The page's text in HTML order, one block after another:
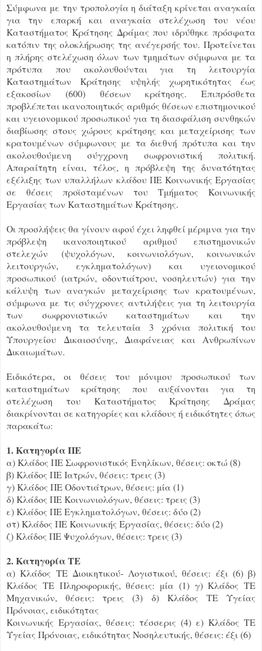
Σύμφωνα με την τροπολογία η διάταξη κρίνεται αναγκαία
για την επαρκή και αναγκαία στελέχωση του νέου
Καταστήματος Κράτησης Δράμας που ιδρύθηκε πρόσφατα
κατόπιν της ολοκλήρωσης της ανέγερσής του. Προτείνεται
η πλήρης στελέχωση όλων των τμημάτων σύμφωνα με τα
πρότυπα που ακολουθούνται για τη λειτουργία
Καταστημάτων Κράτησης υψηλής χωρητικότητας έως
εξακοσίων (600) θέσεων κράτησης. Επιπρόσθετα
προβλέπεται ικανοποιητικός αριθμός θέσεων επιστημονικού
και υγειονομικού προσωπικού για τη διασφάλιση συνθηκών
διαβίωσης στους χώρους κράτησης και μεταχείρισης των
κρατουμένων σύμφωνους με τα διεθνή πρότυπα και την
ακολουθούμενη σύγχρονη σωφρονιστική πολιτική.
Απαραίτητη είναι, τέλος, η πρόβλεψη της δυνατότητας
εξέλιξης των υπαλλήλων κλάδου ΠΕ Κοινωνικής Εργασίας
σε θέσεις προϊσταμένων του Τμήματος Κοινωνικής
Εργασίας των Καταστημάτων Κράτησης.
Οι προσλήψεις θα γίνουν αφού έχει ληφθεί μέριμνα για την
πρόβλεψη ικανοποιητικού αριθμού επιστημονικών
στελεχών (ψυχολόγων, κοινωνιολόγων, κοινωνικών
λειτουργών, εγκληματολόγων) και υγειονομικού
προσωπικού (ιατρών, οδοντιάτρου, νοσηλευτών) για την
κάλυψη των αναγκών μεταχείρισης των κρατουμένων,
σύμφωνα με τις σύγχρονες αντιλήψεις για τη λειτουργία
των σωφρονιστικών καταστημάτων και την
ακολουθούμενη τα τελευταία 3 χρόνια πολιτική του
Υπουργείου Δικαιοσύνης, Διαφάνειας και Ανθρωπίνων
Δικαιωμάτων.
Ειδικότερα, οι θέσεις του μόνιμου προσωπικού των
καταστημάτων κράτησης που αυξάνονται για τη
στελέχωση του Καταστήματος Κράτησης Δράμας
διακρίνονται σε κατηγορίες και κλάδους ή ειδικότητες όπως
παρακάτω:
1. Κατηγορία ΠΕ
α) Κλάδος ΠΕ Σωφρονιστικός Ενηλίκων, θέσεις: οκτώ (8)
β) Κλάδος ΠΕ Ιατρών, θέσεις: τρεις (3)
γ) Κλάδος ΠΕ Οδοντιάτρων, θέσεις: μία (1)
δ) Κλάδος ΠΕ Κοινωνιολόγων, θέσεις: τρεις (3)
ε) Κλάδος ΠΕ Εγκληματολόγων, θέσεις: δύο (2)
στ) Κλάδος ΠΕ Κοινωνικής Εργασίας, θέσεις: δύο (2)
ζ) Κλάδος ΠΕ Ψυχολόγων, θέσεις: τρεις (3)
2. Κατηγορία ΤΕ
α) Κλάδος ΤΕ Διοικητικού- Λογιστικού, θέσεις: έξι (6) β)
Κλάδος ΤΕ Πληροφορικής, θέσεις: μία (1) γ) Κλάδος ΤΕ
Μηχανικών, θέσεις: τρεις (3) δ) Κλάδος ΤΕ Υγείας
Πρόνοιας, ειδικότητας
Κοινωνικής Εργασίας, θέσεις: τέσσερις (4) ε) Κλάδος ΤΕ
Υγείας Πρόνοιας, ειδικότητας Νοσηλευτικής, θέσεις: έξι (6)